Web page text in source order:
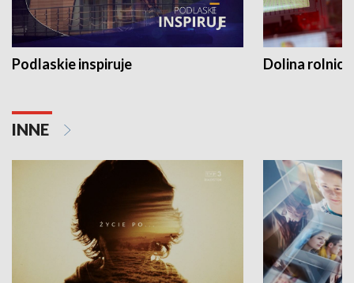
Podlaskie inspiruje Dolina
INNE